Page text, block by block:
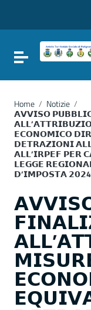
Vai al footer
Attiva / disattiva
Home / Notizie /
𝗔𝗩𝗩𝗜𝗦𝗢
𝗘𝗖𝗢𝗡𝗢𝗠𝗜𝗖𝗢
𝗗𝗘𝗧𝗥𝗔𝗭𝗜𝗢𝗡𝗜
𝗔𝗟𝗟’𝗜𝗥𝗣𝗘𝗙 𝗣𝗘𝗥
𝗟𝗘𝗚𝗚𝗘
𝗗’𝗜𝗠𝗣𝗢𝗦𝗧𝗔